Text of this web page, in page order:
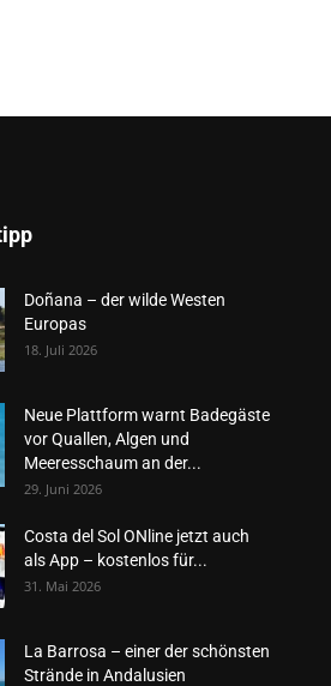
Doñana – der wilde Westen
Europas
18. Juli 2026
Neue Plattform warnt Badegäste
vor Quallen, Algen und
Meeresschaum an der...
29. Juni 2026
Costa del Sol ONline jetzt auch
als App – kostenlos für...
31. Mai 2026
La Barrosa – einer der schönsten
Strände in Andalusien